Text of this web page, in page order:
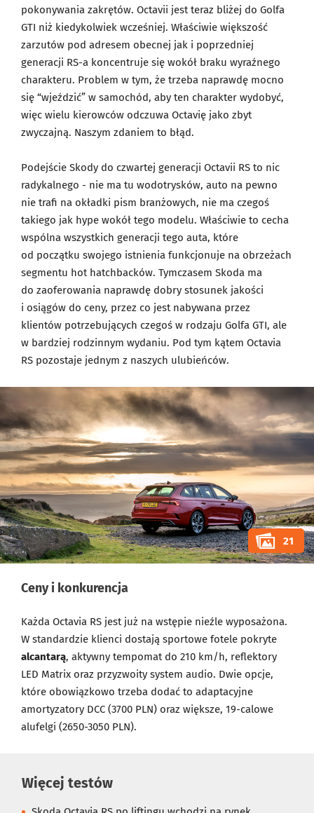
pokonywania zakrętów. Octavii jest teraz bliżej do Golfa
GTI niż kiedykolwiek wcześniej. Właściwie większość
zarzutów pod adresem obecnej jak i poprzedniej
generacji RS-a koncentruje się wokół braku wyraźnego
charakteru. Problem w tym, że trzeba naprawdę mocno
się “wjeździć” w samochód, aby ten charakter wydobyć,
więc wielu kierowców odczuwa Octavię jako zbyt
zwyczajną. Naszym zdaniem to błąd.
Podejście Skody do czwartej generacji Octavii RS to nic
radykalnego - nie ma tu wodotrysków, auto na pewno
nie trafi na okładki pism branżowych, nie ma czegoś
takiego jak hype wokół tego modelu. Właściwie to cecha
wspólna wszystkich generacji tego auta, które
od początku swojego istnienia funkcjonuje na obrzeżach
segmentu hot hatchbacków. Tymczasem Skoda ma
do zaoferowania naprawdę dobry stosunek jakości
i osiągów do ceny, przez co jest nabywana przez
klientów potrzebujących czegoś w rodzaju Golfa GTI, ale
w bardziej rodzinnym wydaniu. Pod tym kątem Octavia
RS pozostaje jednym z naszych ulubieńców.
21
Ceny i konkurencja
Każda Octavia RS jest już na wstępie nieźle wyposażona.
W standardzie klienci dostają sportowe fotele pokryte
alcantarą, aktywny tempomat do 210 km/h, reflektory
LED Matrix oraz przyzwoity system audio. Dwie opcje,
które obowiązkowo trzeba dodać to adaptacyjne
amortyzatory DCC (3700 PLN) oraz większe, 19-calowe
alufelgi (2650-3050 PLN).
Więcej testów